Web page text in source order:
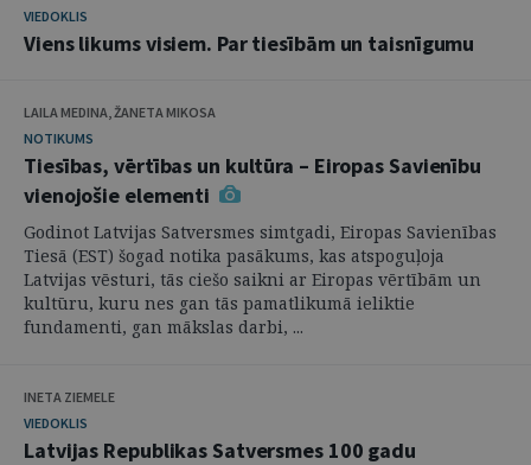
VIEDOKLIS
Viens likums visiem. Par tiesībām un taisnīgumu
LAILA MEDINA, ŽANETA MIKOSA
NOTIKUMS
Tiesības, vērtības un kultūra – Eiropas Savienību
vienojošie elementi
Godinot Latvijas Satversmes simtgadi, Eiropas Savienības
Tiesā (EST) šogad notika pasākums, kas atspoguļoja
Latvijas vēsturi, tās ciešo saikni ar Eiropas vērtībām un
kultūru, kuru nes gan tās pamatlikumā ieliktie
fundamenti, gan mākslas darbi, ...
INETA ZIEMELE
VIEDOKLIS
Latvijas Republikas Satversmes 100 gadu